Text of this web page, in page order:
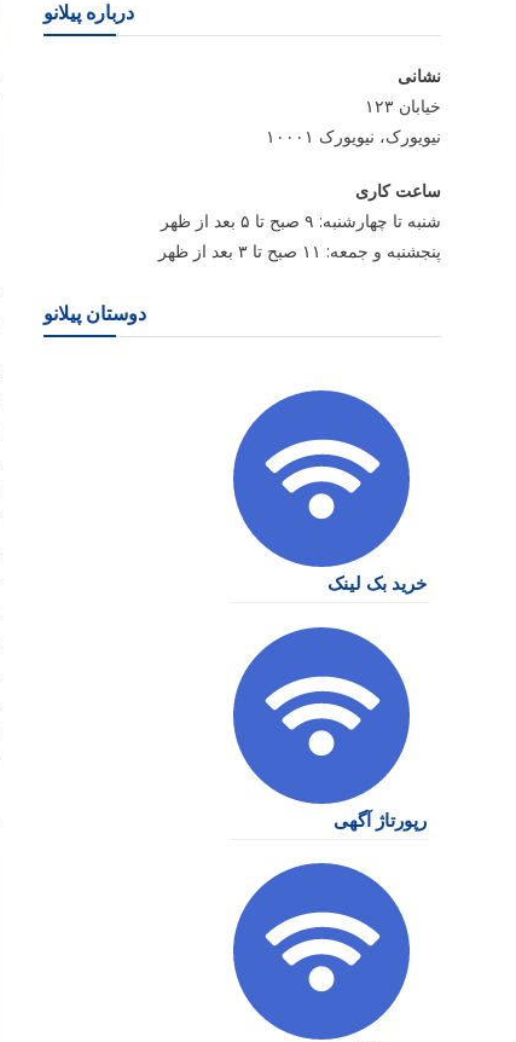
درباره پیلانو
نشانی
خیابان ۱۲۳
نیویورک، نیویورک ۱۰۰۰۱
ساعت کاری
شنبه تا چهارشنبه: ۹ صبح تا ۵ بعد از ظهر
پنجشنبه و جمعه: ۱۱ صبح تا ۳ بعد از ظهر
دوستان پیلانو
خرید بک لینک
رپورتاژ آگهی